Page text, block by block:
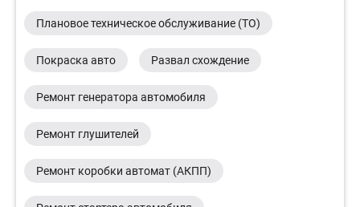
Плановое техническое обслуживание (ТО)
Покраска авто Развал схождение
Ремонт генератора автомобиля
Ремонт глушителей
Ремонт коробки автомат (АКПП)